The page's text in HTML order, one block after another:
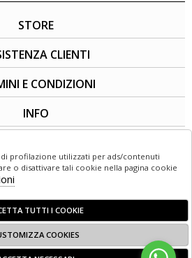
STORE
CLIENTI
E CONDIZIONI
INFO
- Corso Garibaldi 50 - 89125 Reggio
profilazione utilizzati per ads/contenuti
o disattivare tali cookie nella pagina cookie
TUTTI I COOKIE
COOKIES